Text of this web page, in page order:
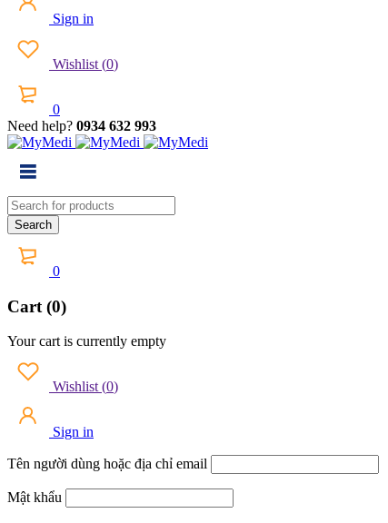
Sign in
Wishlist (0)
0
Need help? 0934 632 993
0
Cart (0)
Your cart is currently empty
Wishlist (0)
Sign in
Tên người dùng hoặc địa chỉ email
Mật khẩu